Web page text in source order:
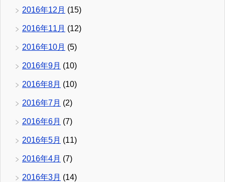
2016年12月 (15)
2016年11月 (12)
2016年10月 (5)
2016年9月 (10)
2016年8月 (10)
2016年7月 (2)
2016年6月 (7)
2016年5月 (11)
2016年4月 (7)
2016年3月 (14)